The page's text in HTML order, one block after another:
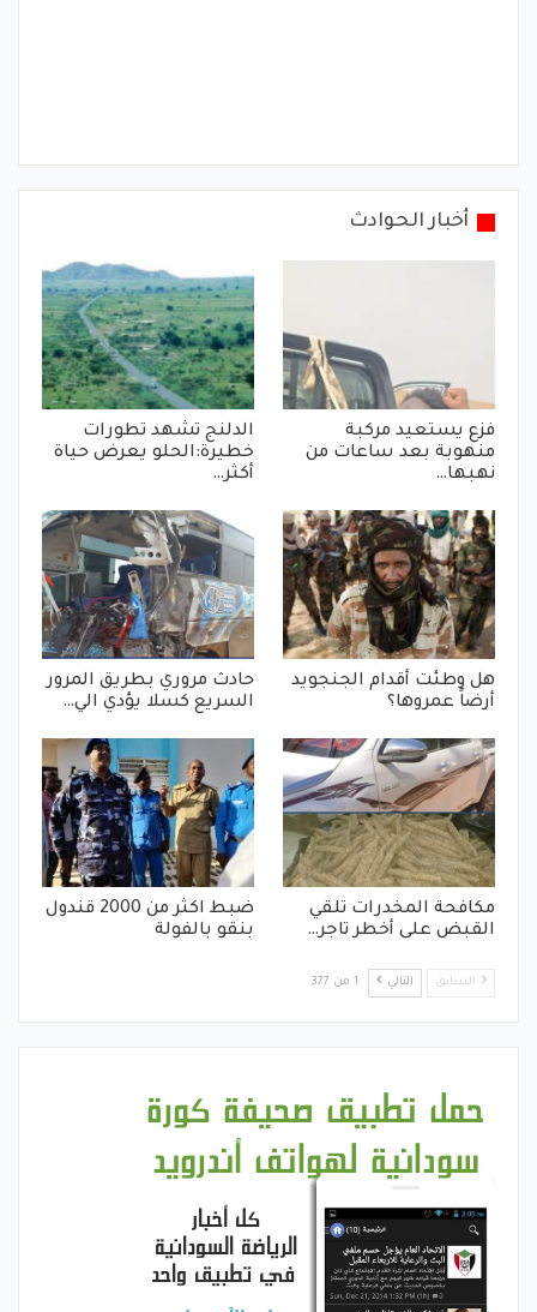
أخبار الحوادث
فزع يستعيد مركبة
منهوبة بعد ساعات من
نهبها…
الدلنج تشهد تطورات
خطيرة:الحلو يعرض حياة
أكثر…
هل وطئت أقدام الجنجويد
أرضاً عمروها؟
حادث مروري بطريق المرور
السريع كسلا يؤدي الي…
مكافحة المخدرات تلقي
القبض على أخطر تاجر…
ضبط اكثر من 2000 قندول
بنقو بالفولة
السابق التالي 1 من 377